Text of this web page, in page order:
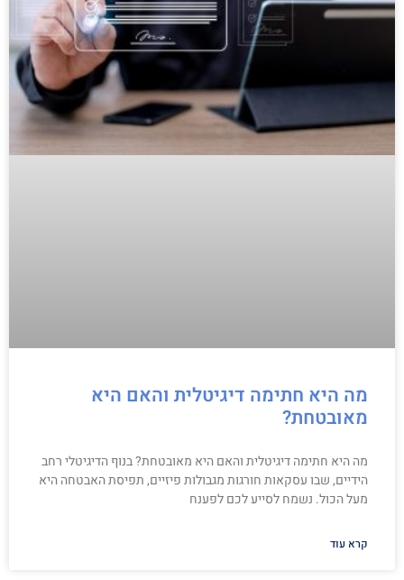
מה היא חתימה דיגיטלית והאם היא
מאובטחת?
מה היא חתימה דיגיטלית והאם היא מאובטחת? בנוף הדיגיטלי רחב
הידיים, שבו עסקאות חורגות מגבולות פיזיים, תפיסת האבטחה היא
מעל הכול. נשמח לסייע לכם לפענח
קרא עוד